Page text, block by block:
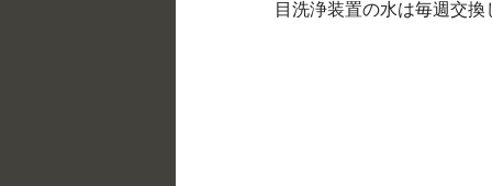
目洗浄装置の水は毎週交換